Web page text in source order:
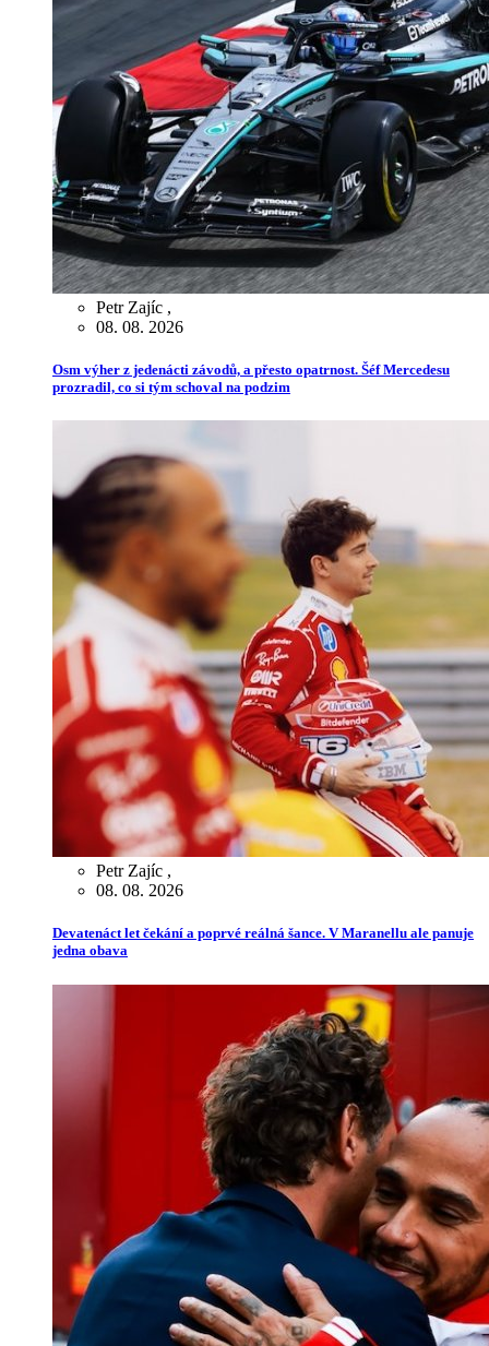
Petr Zajíc ,
08. 08. 2026
Osm výher z jedenácti závodů, a přesto opatrnost. Šéf Mercedesu
prozradil, co si tým schoval na podzim
Petr Zajíc ,
08. 08. 2026
Devatenáct let čekání a poprvé reálná šance. V Maranellu ale panuje
jedna obava